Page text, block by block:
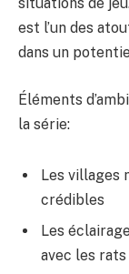
est l’un des
dans un
Éléments
la série:
Les villages
crédibles
Les
avec les rats